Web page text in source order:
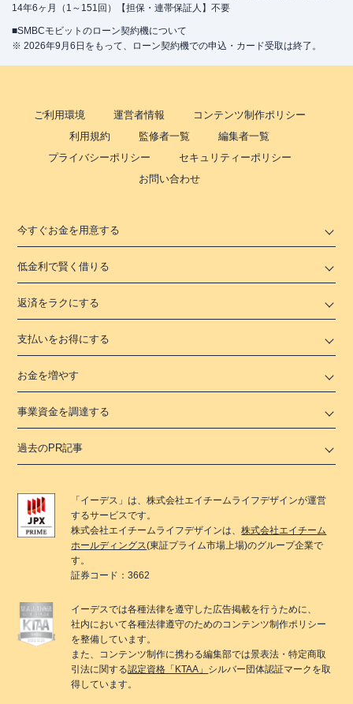
14年6ヶ月（1～151回）【担保・連帯保証人】不要
■SMBCモビットのローン契約機について
※ 2026年9月6日をもって、ローン契約機での申込・カード受取は終了。
ご利用環境 運営者情報
コンテンツ制作ポリシー
利用規約
監修者一覧
編集者一覧
プライバシーポリシー
セキュリティーポリシー
お問い合わせ
今すぐお金を用意する
低金利で賢く借りる
返済をラクにする
支払いをお得にする
お金を増やす
事業資金を調達する
過去のPR記事
「 イーデス 」は、株式会社エイチームライフデザインが運営
するサービスです。
株式会社エイチームライフデザインは、株式会社エイチーム
ホールディングス(東証プライム市場上場)のグループ企業で
す。
証券コード：3662
イーデスでは各種法律を遵守した広告掲載を行うために、
社内において各種法律遵守のためのコンテンツ制作ポリシー
を整備しています。
また、コンテンツ制作に携わる編集部では景表法・特定商取
引法に関する認定資格「KTAA」 シルバー団体認証マークを取
得しています。